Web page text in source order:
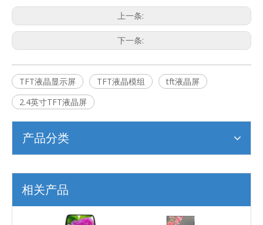
上一条:
下一条:
TFT液晶显示屏 TFT液晶模组
tft液晶屏
2.4英寸TFT液晶屏
产品分类
相关产品